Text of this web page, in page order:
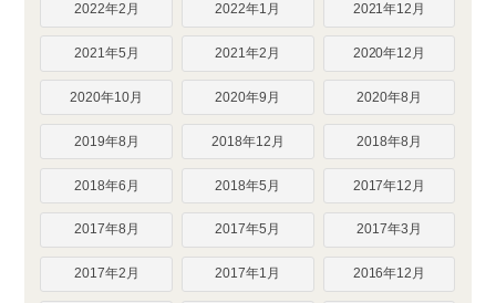
2022年2月 2022年1月 2021年12月
2021年5月 2021年2月 2020年12月
2020年10月 2020年9月 2020年8月
2019年8月 2018年12月 2018年8月
2018年6月 2018年5月 2017年12月
2017年8月 2017年5月 2017年3月
2017年2月 2017年1月 2016年12月